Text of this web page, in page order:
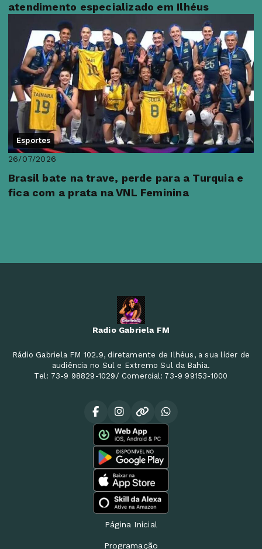
atendimento especializado em Ilhéus
Esportes
26/07/2026
Brasil bate na trave, perde para a Turquia e
fica com a prata na VNL Feminina
Radio Gabriela FM
Rádio Gabriela FM 102.9, diretamente de Ilhéus, a sua líder de
audiência no Sul e Extremo Sul da Bahia.
Tel: 73-9 98829-1029/ Comercial: 73-9 99153-1000
Página Inicial
Programação